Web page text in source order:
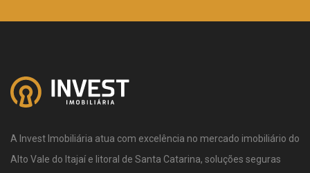
A Invest Imobiliária atua com excelência no mercado imobiliário do
Alto Vale do Itajaí e litoral de Santa Catarina, soluções seguras